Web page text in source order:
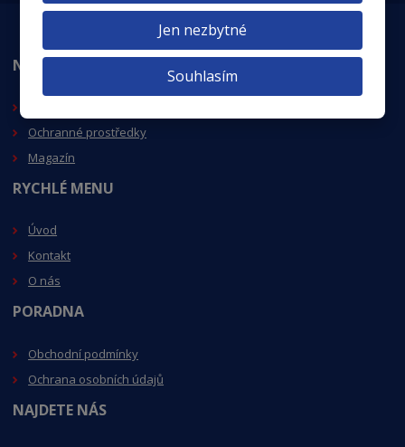
Jen nezbytné
Souhlasím
NEJVÍCE VÁS ZAJÍMÁ
Ochranné prostředky
Magazín
RYCHLÉ MENU
Úvod
Kontakt
O nás
PORADNA
Obchodní podmínky
Ochrana osobních údajů
NAJDETE NÁS